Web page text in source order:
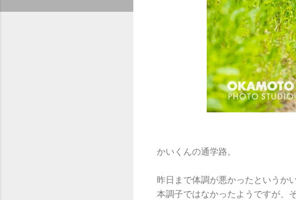
かいくんの通学路。
昨日まで体調が悪かったというかい
本調子ではなかったようですが、